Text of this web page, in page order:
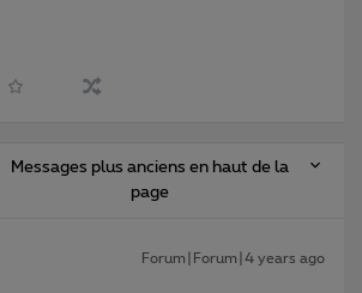
Messages plus anciens en haut de la
page
Forum|Forum|4 years ago